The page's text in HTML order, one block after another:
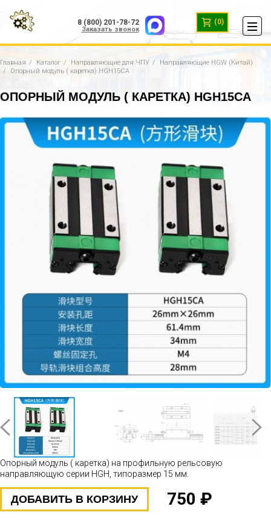
8 (800) 201-78-72
Заказать звонок
(0)
Главная Каталог Направляющие для ЧПУ
Направляющие HGW (Китай)
Опорный модуль ( каретка) HGH15CA
ОПОРНЫЙ МОДУЛЬ ( КАРЕТКА) HGH15CA
Опорный модуль ( каретка) на профильную рельсовую
направляющую серии HGH, типоразмер 15 мм.
ДОБАВИТЬ В КОРЗИНУ 750 ₽